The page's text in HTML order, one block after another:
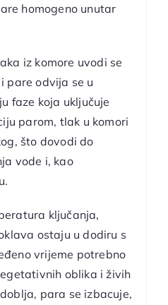
homogeno unutar
iz komore uvodi se
pare odvija se u
faze koja uključuje
parom, tlak u komori
što dovodi do
vode i, kao
ključanja,
ostaju u dodiru s
vrijeme potrebno
oblika i živih
para se izbacuje,